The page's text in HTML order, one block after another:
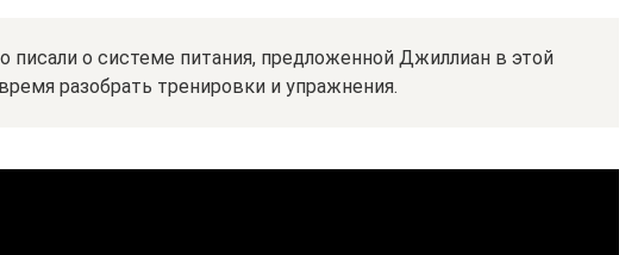
о системе питания, предложенной Джиллиан в этой
разобрать тренировки и упражнения.